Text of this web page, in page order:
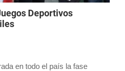
Deportivos
en todo el país la fase